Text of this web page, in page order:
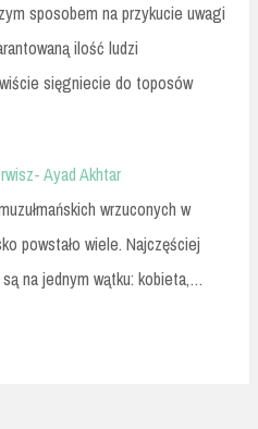
sposobem na przykucie uwagi
ilość ludzi
sięgniecie do toposów
Ayad Akhtar
wrzuconych w
powstało wiele. Najczęściej
na jednym wątku: kobieta,…